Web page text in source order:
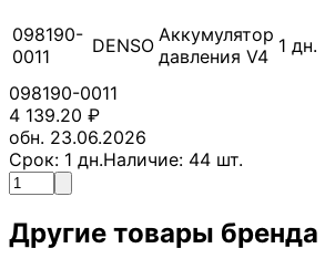
098190-
0011
DENSO Аккумулятор
давления V4 1 дн.
098190-0011
4 139.20 ₽
обн. 23.06.2026
Срок: 1 дн.Наличие: 44 шт.
Другие товары бренда